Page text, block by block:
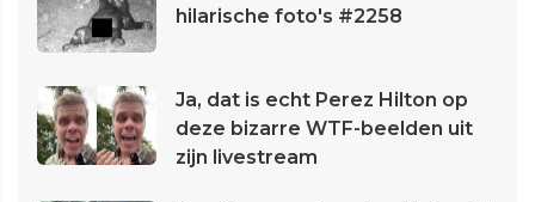
hilarische foto's #2258
Ja, dat is echt Perez Hilton op
deze bizarre WTF-beelden uit
zijn livestream